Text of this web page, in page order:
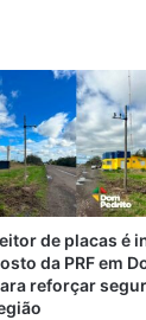
de placas é
da PRF em
reforçar